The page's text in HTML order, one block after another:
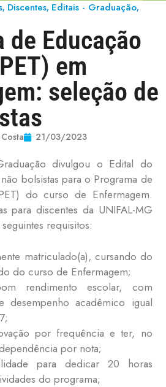
, Discentes, Editais - Graduação,
de Educação
em
seleção de
21/03/2023
divulgou o Edital do
bolsistas para o Programa de
do curso de Enfermagem.
para discentes da UNIFAL-MG
requisitos:
matriculado(a), cursando do
do curso de Enfermagem;
rendimento escolar, com
desempenho acadêmico igual
por frequência e ter, no
por nota;
para dedicar 20 horas
do programa;